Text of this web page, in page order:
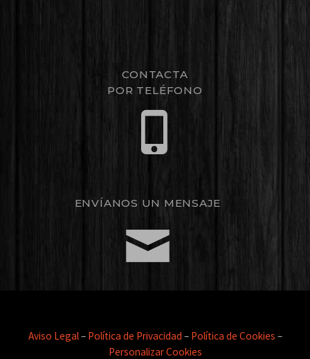
CONTACTA
POR TELÉFONO
ENVÍANOS UN MENSAJE
Aviso Legal– Política de Privacidad – Política de Cookies –
Personalizar Cookies